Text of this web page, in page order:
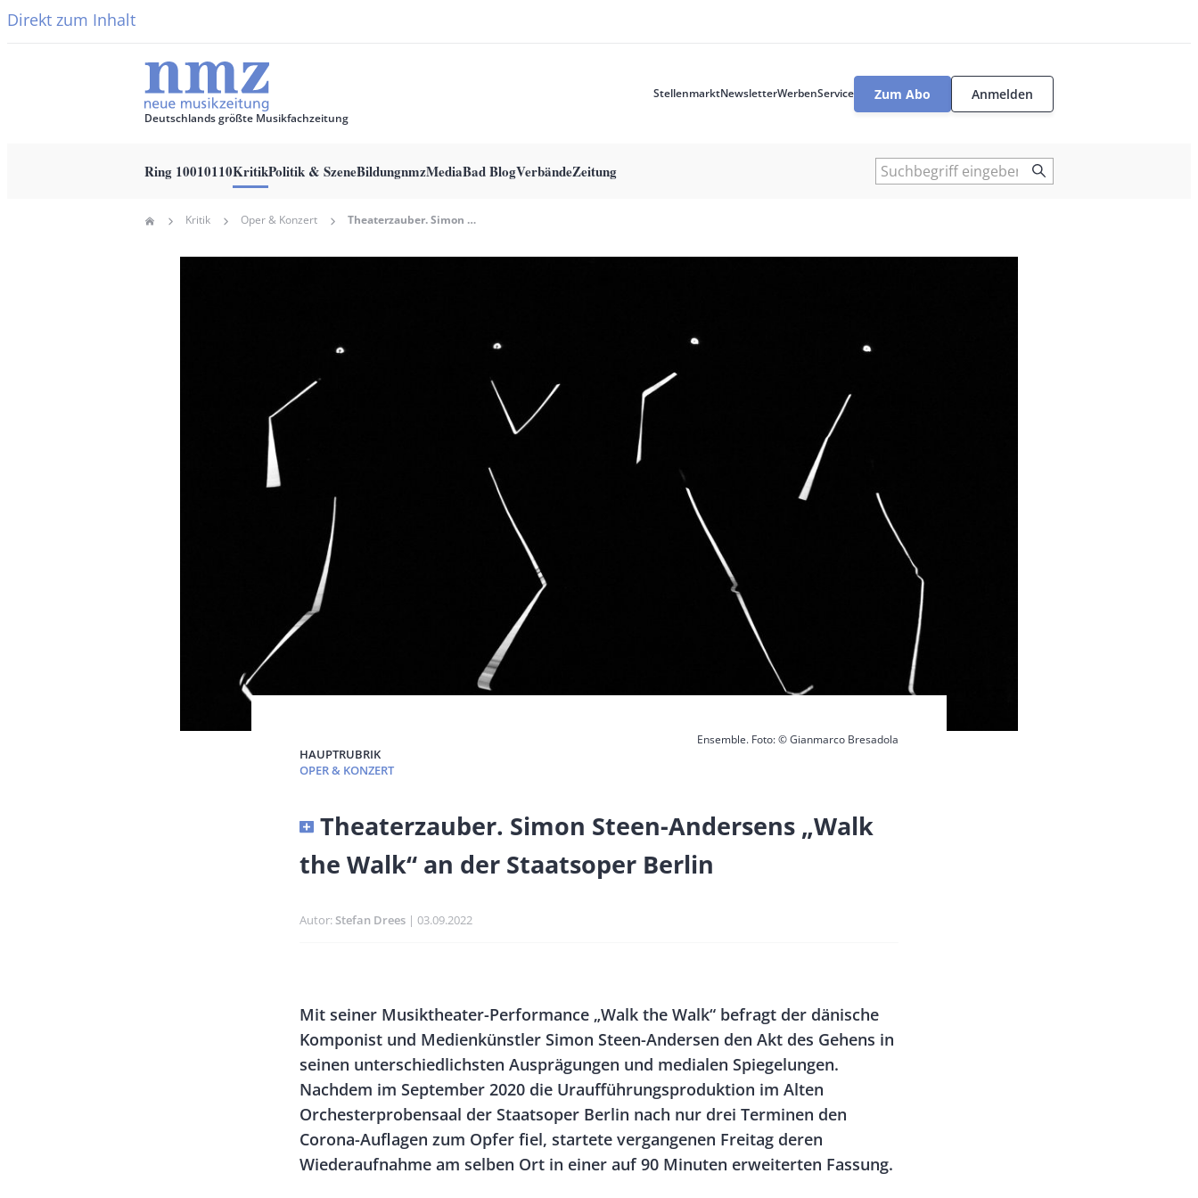
Direkt zum Inhalt
Deutschlands größte Musikfachzeitung
StellenmarktNewsletterWerbenService
User
Zum Abo Anmelden
navigation
Ring 10010110KritikPolitik & SzeneBildungnmzMediaBad BlogVerbändeZeitung Suche
Pfadnavigation
Home Kritik Oper & Konzert Theaterzauber. Simon Steen-Andersens „Walk The Walk“ An Der Staatsoper Berlin
Ensemble. Foto: © Gianmarco Bresadola
HAUPTRUBRIK
OPER & KONZERT
Banner
Size
Theaterzauber. Simon Steen-Andersens „Walk
the Walk“ an der Staatsoper Berlin
Autor Stefan Drees Publikationsdatum
03.09.2022
Rectangle
Left
Rectangle
Right
Body
Mit seiner Musiktheater-Performance „Walk the Walk“ befragt der dänische
Komponist und Medienkünstler Simon Steen-Andersen den Akt des Gehens in
seinen unterschiedlichsten Ausprägungen und medialen Spiegelungen.
Nachdem im September 2020 die Uraufführungsproduktion im Alten
Orchesterprobensaal der Staatsoper Berlin nach nur drei Terminen den
Corona-Auflagen zum Opfer fiel, startete vergangenen Freitag deren
Wiederaufnahme am selben Ort in einer auf 90 Minuten erweiterten Fassung.